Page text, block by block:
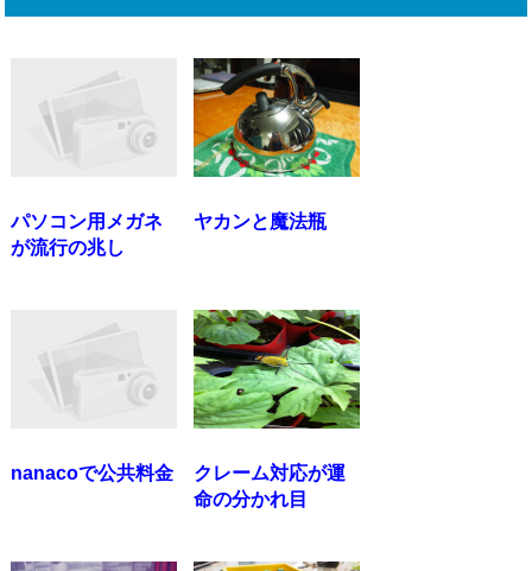
パソコン用メガネ
が流行の兆し
ヤカンと魔法瓶
nanacoで公共料金
クレーム対応が運
命の分かれ目